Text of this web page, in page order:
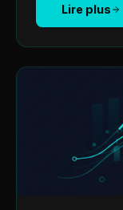
Lire plus